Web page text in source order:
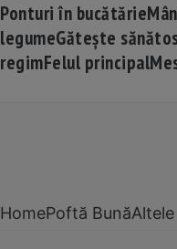
Ponturi în bucătărie
legumeGătește
regimFelul principal
HomePoftă BunăAltele